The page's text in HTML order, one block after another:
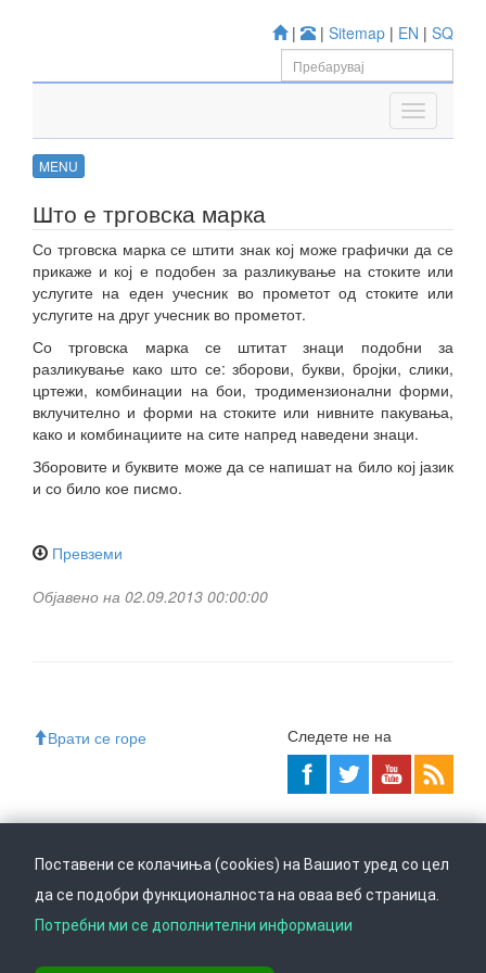
| | Sitemap | EN | SQ
MENU
Што е трговска марка
Со трговска марка се штити знак кој може графички да се
прикаже и кој е подобен за разликување на стоките или
услугите на еден учесник во прометот од стоките или
услугите на друг учесник во прометот.
Со трговска марка се штитат знаци подобни за
разликување како што се: зборови, букви, бројки, слики,
цртежи, комбинации на бои, тродимензионални форми,
вклучително и форми на стоките или нивните пакувања,
како и комбинациите на сите напред наведени знаци.
Зборовите и буквите може да се напишат на било кој јазик
и со било кое писмо.
Превземи
Објавено на 02.09.2013 00:00:00
Врати се горе Следете не на
Тел: +389 2 3103 601 (641), Факс: +389 2 3137 149 |
©2026. · Privacy·Terms
Поставени се колачиња (cookies) на Вашиот уред со цел
да се подобри функционалноста на оваа веб страница.
Потребни ми се дополнителни информации